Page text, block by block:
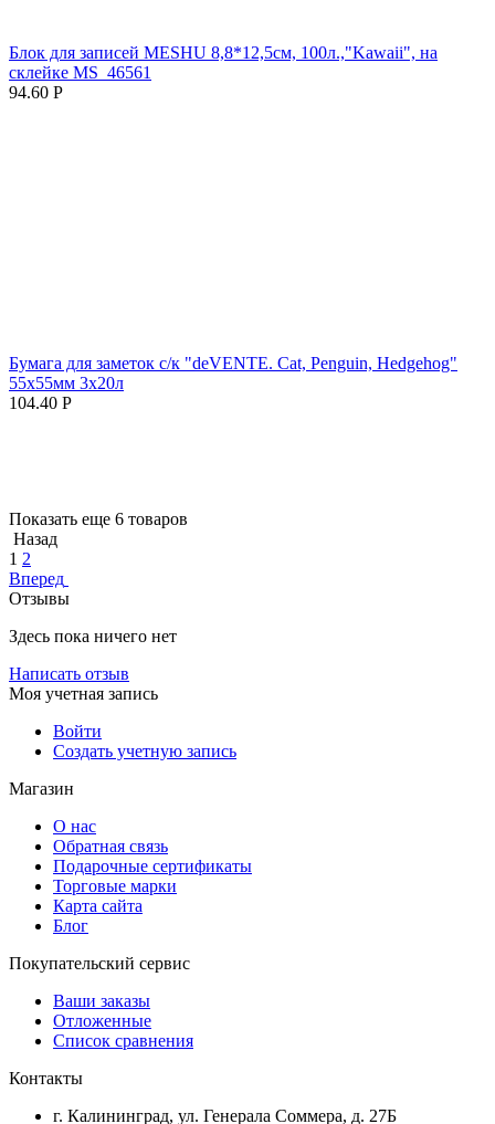
Блок для записей MESHU 8,8*12,5см, 100л.,"Kawaii", на
склейке MS_46561
94.60 Р
Бумага для заметок с/к "deVENTE. Cat, Penguin, Hedgehog"
55x55мм 3x20л
104.40 Р
Показать еще 6 товаров
Назад
1 2
Вперед
Отзывы
Здесь пока ничего нет
Написать отзыв
Моя учетная запись
Войти
Создать учетную запись
Магазин
О нас
Обратная связь
Подарочные сертификаты
Торговые марки
Карта сайта
Блог
Покупательский сервис
Ваши заказы
Отложенные
Список сравнения
Контакты
г. Калининград, ул. Генерала Соммера, д. 27Б